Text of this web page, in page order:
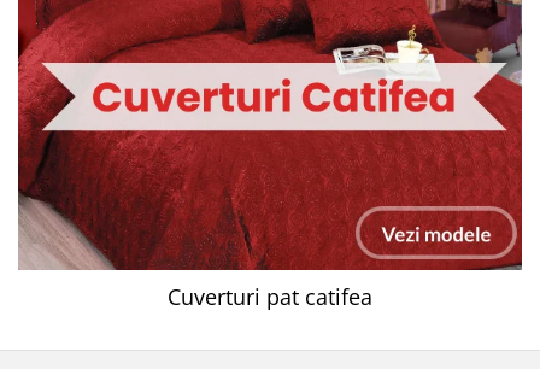
Cuverturi pat catifea